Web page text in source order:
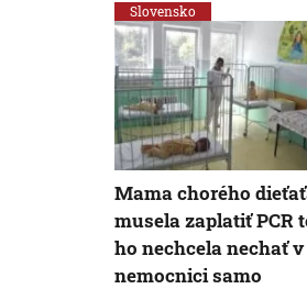
Slovensko
Mama chorého
musela zaplatiť PCR
ho nechcela nechať v
nemocnici samo